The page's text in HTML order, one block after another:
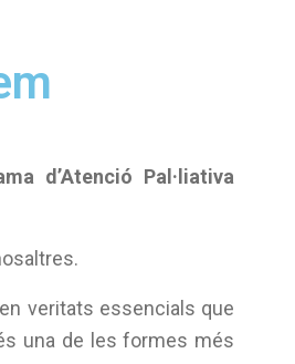
d’Atenció Pal·liativa
veritats essencials que
una de les formes més